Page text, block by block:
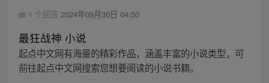
1 个回答 2024年09月30日 04:50
最狂战神 小说
起点中文网有海量的精彩作品，涵盖丰富的小说类型，可
前往起点中文网搜索您想要阅读的小说书籍。